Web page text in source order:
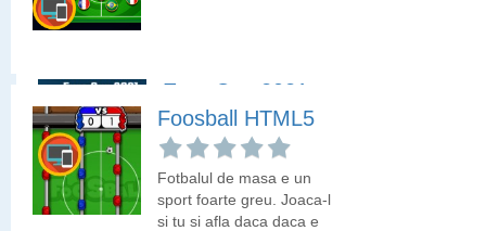
Euro Cup 2021
Campionatul European
de Fotbal 2021 este gata
sa inceapa. Alege o
echipa din cele prezente
Foosball HTML5
Fotbalul de masa e un
sport foarte greu. Joaca-l
si tu si afla daca daca e